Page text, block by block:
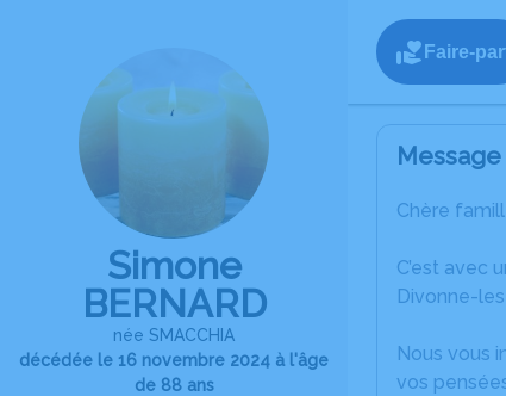
Simone
BERNARD
née SMACCHIA
décédée le 16 novembre 2024 à l'âge
de 88 ans
Faire-
Chère
C’est avec
Divonne-
Nous vous
vos